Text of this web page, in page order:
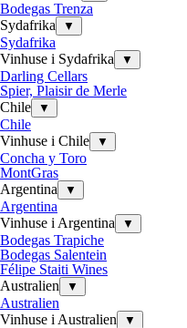
Bodegas Trenza
Sydafrika
▼
Sydafrika
Vinhuse i Sydafrika
▼
Darling Cellars
Spier, Plaisir de Merle
Chile
▼
Chile
Vinhuse i Chile
▼
Concha y Toro
MontGras
Argentina
▼
Argentina
Vinhuse i Argentina
▼
Bodegas Trapiche
Bodegas Salentein
Félipe Staiti Wines
Australien
▼
Australien
Vinhuse i Australien
▼